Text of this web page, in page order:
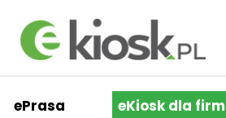
ePrasa eKiosk dla firm